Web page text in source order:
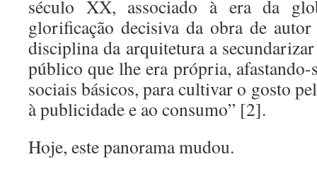
século XX, associado à era da
glorificação decisiva da obra de
disciplina da arquitetura a
público que lhe era própria,
sociais básicos, para cultivar o gosto
à publicidade e ao consumo” [2].
Hoje, este panorama mudou.